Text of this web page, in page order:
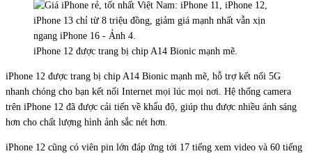
iPhone 12 được trang bị chip A14 Bionic mạnh mẽ.
iPhone 12 được trang bị chip A14 Bionic mạnh mẽ, hỗ trợ kết nối 5G
nhanh chóng cho bạn kết nối Internet mọi lúc mọi nơi. Hệ thống camera
trên iPhone 12 đã được cải tiến về khẩu độ, giúp thu được nhiều ánh sáng
hơn cho chất lượng hình ảnh sắc nét hơn.
iPhone 12 cũng có viên pin lớn đáp ứng tới 17 tiếng xem video và 60 tiếng